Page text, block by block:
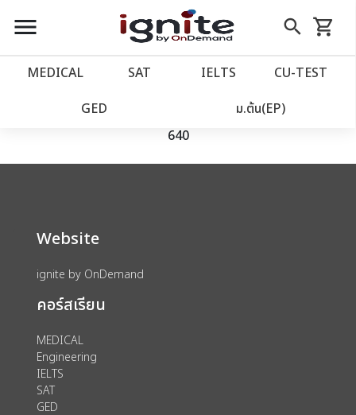
close
account_balance หน้าแรก
เว็บไซต์อิกไนท์
account_circle เข้าสู่ระบบ
ลงทะเบียน
menu search
Skip
to
shopping_cart
รถเข็น
MEDICAL SAT IELTS CU‑TEST
GED ม.ต้น(EP)
We could not find anything for catalog
product view id 19816 s 80002144 category
640
Website
ignite by OnDemand
คอร์สเรียน
MEDICAL
Engineering
IELTS
SAT
GED